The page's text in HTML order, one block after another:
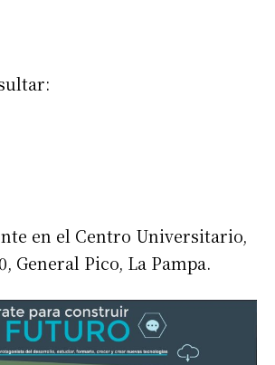
en el Centro Universitario,
General Pico, La Pampa.